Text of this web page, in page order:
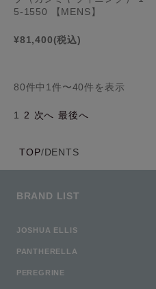
5-1550 【MENS】
¥81,400(税込)
80件中1件〜40件を表示
1 2 次へ 最後へ
TOP/DENTS
BRAND LIST
JOSHUA ELLIS
PANTHERELLA
PEREGRINE